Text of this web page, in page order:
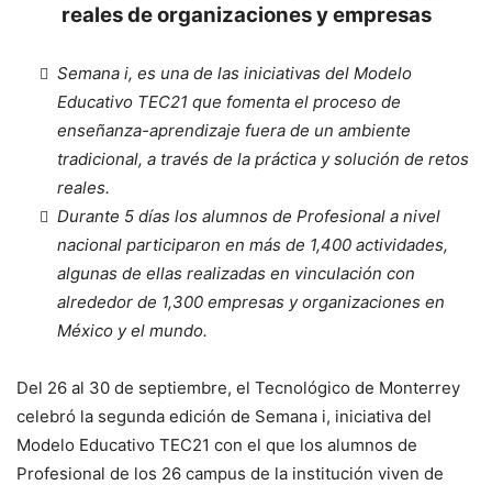
reales de organizaciones y empresas
Semana i, es una de las iniciativas del Modelo
Educativo TEC21 que fomenta el proceso de
enseñanza-aprendizaje fuera de un ambiente
tradicional, a través de la práctica y solución de retos
reales.
Durante 5 días los alumnos de Profesional a nivel
nacional participaron en más de 1,400 actividades,
algunas de ellas realizadas en vinculación con
alrededor de 1,300 empresas y organizaciones en
México y el mundo.
Del 26 al 30 de septiembre, el Tecnológico de Monterrey
celebró la segunda edición de Semana i, iniciativa del
Modelo Educativo TEC21 con el que los alumnos de
Profesional de los 26 campus de la institución viven de